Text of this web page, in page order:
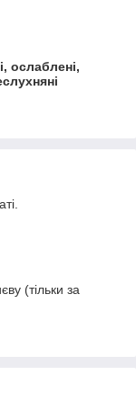
ослаблені,
(тільки за